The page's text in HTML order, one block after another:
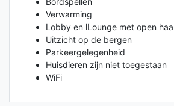
Verwarming
Lobby en lLounge met open
Uitzicht op de bergen
Parkeergelegenheid
Huisdieren zijn niet toegestaan
WiFi